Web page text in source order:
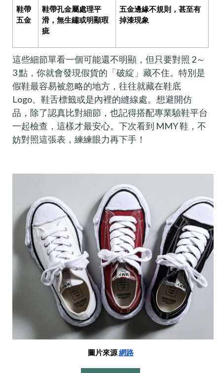
鞋帶
五金
鞋帶孔金屬處理平
滑，無生鏽或明顯瑕
疵
五金邊緣不規則，甚至有
掉漆現象
這些細節單看一個可能還不明顯，但只要對照 2～
3 點，你就會發現假貨的「破綻」藏不住。特別是
假鞋最容易被忽略的地方，往往就藏在鞋底
Logo、鞋舌標籤或是內裡的縫線處。想避開仿
品，除了認真比對細節，也記得搭配專業驗鞋平台
一起檢查，這樣才最安心。下次看到 MMY 鞋，不
妨對照這張表，練練眼力再下手！
圖片來源網路